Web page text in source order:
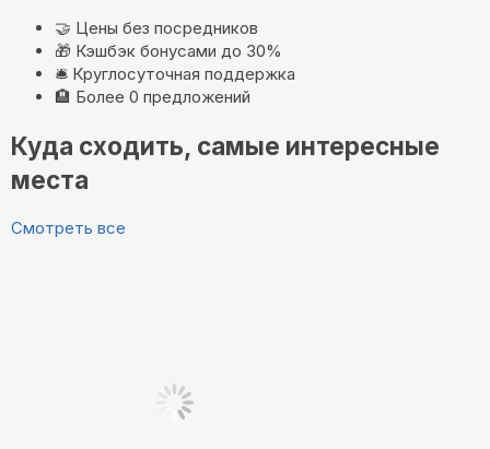
🤝 Цены без посредников
🎁 Кэшбэк бонусами до 30%
🛎️ Круглосуточная поддержка
🏨 Более 0 предложений
Куда сходить, самые интересные
места
Смотреть все